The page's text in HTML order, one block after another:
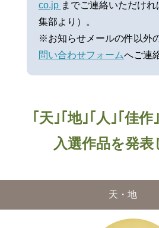
co.jp までご連絡いただけ
集部より）。
※お知らせメールの件以外
問い合わせフォームへご連
｢天｣｢地｣｢人｣｢佳
入選作品を発表
天・地